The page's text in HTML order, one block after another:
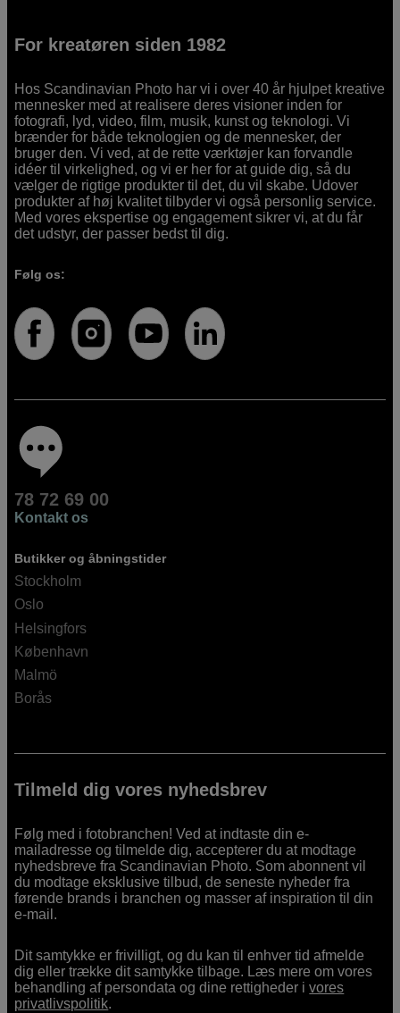
For kreatøren siden 1982
Hos Scandinavian Photo har vi i over 40 år hjulpet kreative
mennesker med at realisere deres visioner inden for
fotografi, lyd, video, film, musik, kunst og teknologi. Vi
brænder for både teknologien og de mennesker, der
bruger den. Vi ved, at de rette værktøjer kan forvandle
idéer til virkelighed, og vi er her for at guide dig, så du
vælger de rigtige produkter til det, du vil skabe. Udover
produkter af høj kvalitet tilbyder vi også personlig service.
Med vores ekspertise og engagement sikrer vi, at du får
det udstyr, der passer bedst til dig.
Følg os:
78 72 69 00
Kontakt os
Butikker og åbningstider
Stockholm
Oslo
Helsingfors
København
Malmö
Borås
Tilmeld dig vores nyhedsbrev
Følg med i fotobranchen! Ved at indtaste din e-
mailadresse og tilmelde dig, accepterer du at modtage
nyhedsbreve fra Scandinavian Photo. Som abonnent vil
du modtage eksklusive tilbud, de seneste nyheder fra
førende brands i branchen og masser af inspiration til din
e-mail.
Dit samtykke er frivilligt, og du kan til enhver tid afmelde
dig eller trække dit samtykke tilbage. Læs mere om vores
behandling af persondata og dine rettigheder ivores
privatlivspolitik.